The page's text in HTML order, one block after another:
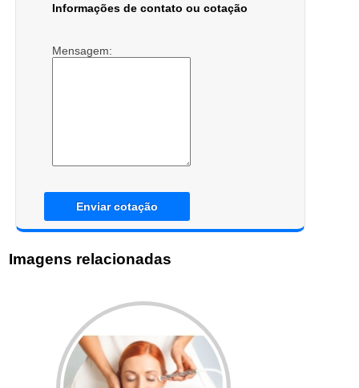
Informações de contato ou cotação
Mensagem:
Enviar cotação
Imagens relacionadas